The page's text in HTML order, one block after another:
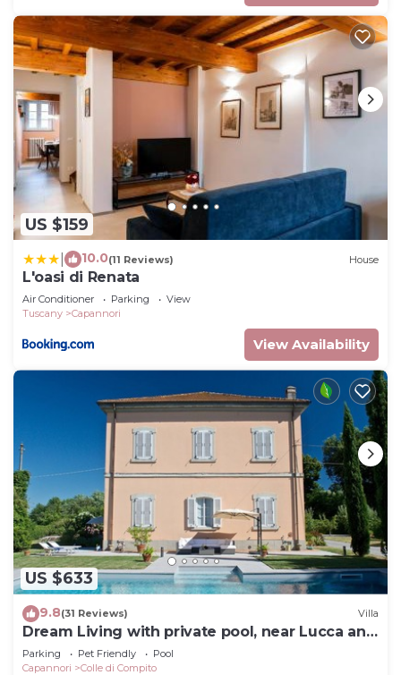
US $159
10.0(11 Reviews) House
L'oasi di Renata
Air Conditioner Parking
View
Tuscany
Capannori
View Availability
US $633
9.8(31 Reviews) Villa
Dream Living with private pool, near Lucca and
the sea. Large orchard. WI-FI
Parking Pet Friendly
Pool
Capannori
Colle di Compito